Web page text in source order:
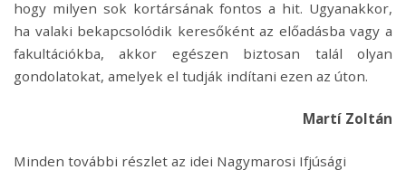
hogy milyen sok kortársának fontos a hit. Ugyanakkor,
ha valaki bekapcsolódik keresőként az előadásba vagy a
fakultációkba, akkor egészen biztosan talál olyan
gondolatokat, amelyek el tudják indítani ezen az úton.
Martí Zoltán
Minden további részlet az idei Nagymarosi Ifjúsági